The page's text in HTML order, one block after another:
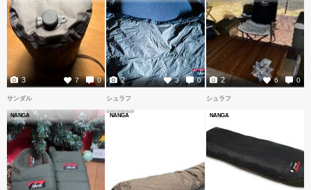
7 0
3 3 0
2 6 0
2
サンダル
NANGA
シュラフ
NANGA
シュラフ
NANGA